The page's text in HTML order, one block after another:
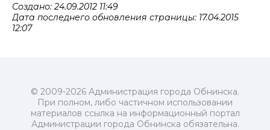
Создано: 24.09.2012 11:49
Дата последнего обновления страницы: 17.04.2015
12:07
© 2009-2026 Администрация города Обнинска.
При полном, либо частичном использовании
материалов ссылка на информационный портал
Администрации города Обнинска обязательна.